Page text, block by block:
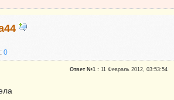
0
Ответ №1 :11 Февраль 2012, 03:53:54